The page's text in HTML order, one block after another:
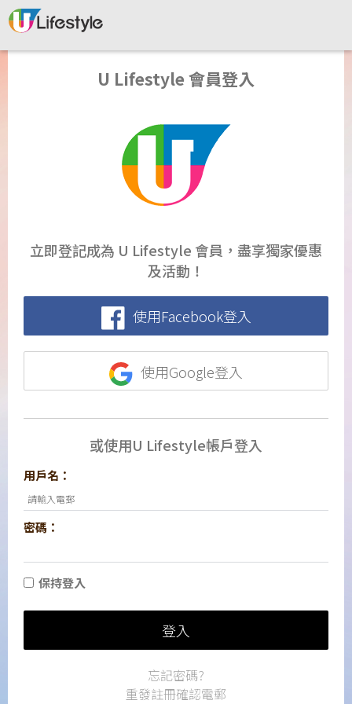
U Lifestyle 會員登入
立即登記成為 U Lifestyle 會員，盡享獨家優惠
及活動！
使用Facebook登入
使用Google登入
或使用U Lifestyle帳戶登入
用戶名：
密碼：
保持登入
登入
忘記密碼?
重發註冊確認電郵